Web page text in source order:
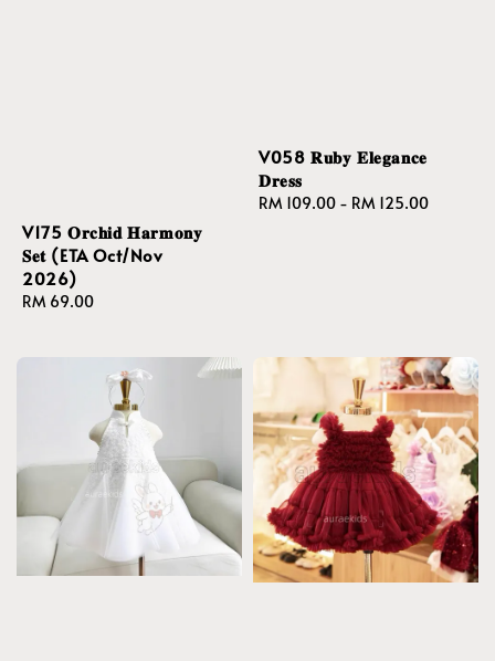
V175 𝐎𝐫𝐜𝐡𝐢𝐝 𝐇𝐚𝐫𝐦𝐨𝐧𝐲
𝐒𝐞𝐭 (ETA Oct/Nov
2026)
Regular
RM 69.00
V058 𝐑𝐮𝐛𝐲 𝐄𝐥𝐞𝐠𝐚𝐧𝐜𝐞
𝐃𝐫𝐞𝐬𝐬
Regular
RM 109.00 - RM 125.00